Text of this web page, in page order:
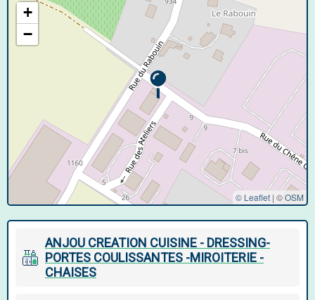
+
−
© Leaflet | ©OSM
ANJOU CREATION CUISINE - DRESSING-
PORTES COULISSANTES -MIROITERIE -
CHAISES